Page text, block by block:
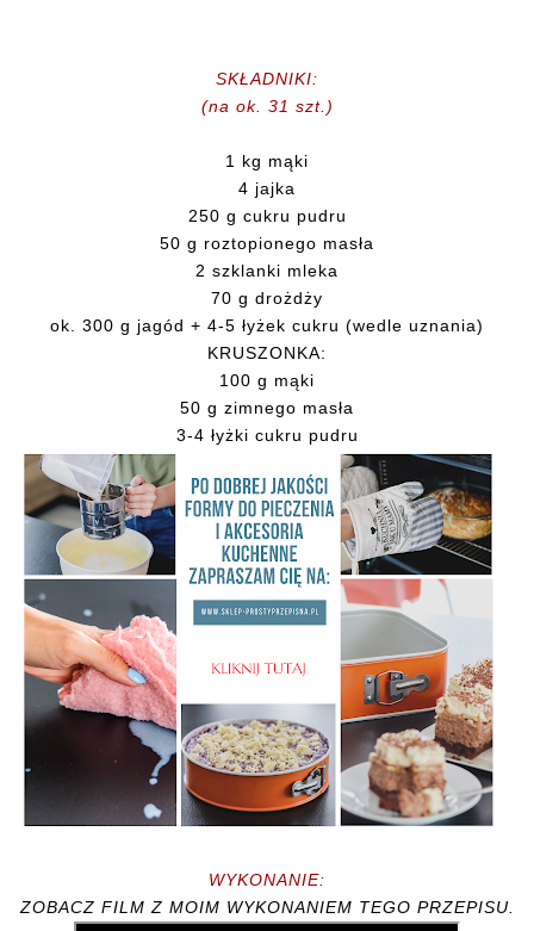
SKŁADNIKI:
(na ok. 31 szt.)
1 kg mąki
4 jajka
250 g cukru pudru
50 g roztopionego masła
2 szklanki mleka
70 g drożdży
ok. 300 g jagód + 4-5 łyżek cukru (wedle uznania)
KRUSZONKA:
100 g mąki
50 g zimnego masła
3-4 łyżki cukru pudru
WYKONANIE:
ZOBACZ FILM Z MOIM WYKONANIEM TEGO PRZEPISU.